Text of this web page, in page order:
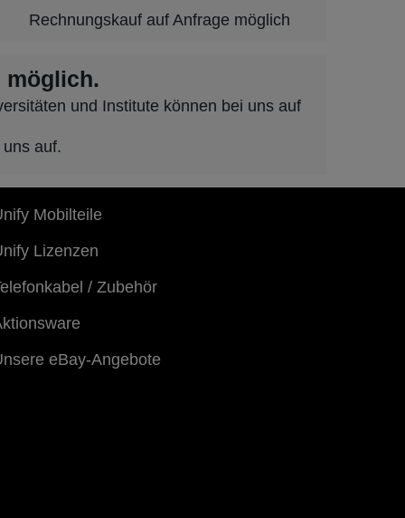
Rechnungskauf auf Anfrage möglich
möglich.
und Institute können bei uns auf
auf.
Mobilteile
Lizenzen
/ Zubehör
eBay-Angebote